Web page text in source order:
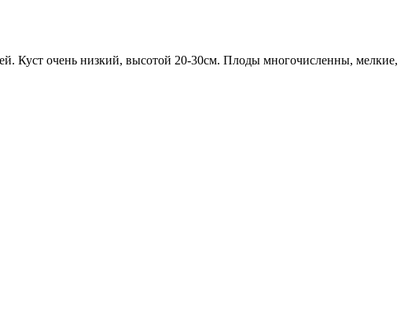
Куст очень низкий, высотой 20-30см. Плоды многочисленны, мелкие,